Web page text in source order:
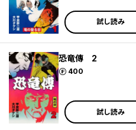
試し読み
恐竜傳 2
400
ポイント
試し読み